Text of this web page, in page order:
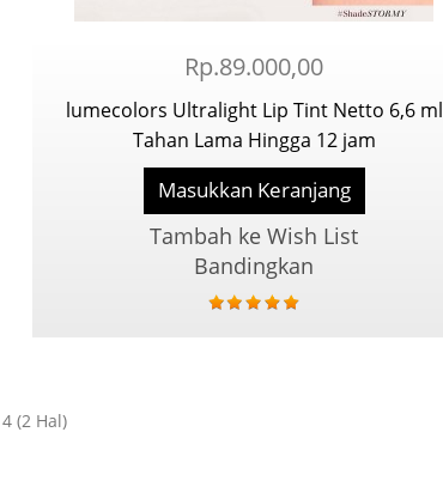
Rp.89.000,00
lumecolors Ultralight Lip Tint Netto 6,6 ml
Tahan Lama Hingga 12 jam
Masukkan Keranjang
Tambah ke Wish List
Bandingkan
(2 Hal)